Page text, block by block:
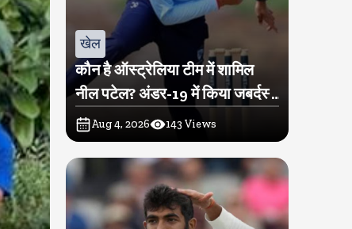
खेल
कौन है ऑस्ट्रेलिया टीम में शामिल
नील पटेल? अंडर-19 में किया जबर्दस्त
प्रदर्शन
Aug 4, 2026 143 Views